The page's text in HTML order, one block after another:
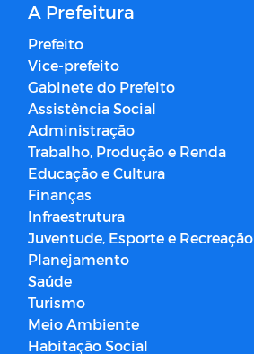
A Prefeitura
Prefeito
Vice-prefeito
Gabinete do Prefeito
Assistência Social
Administração
Trabalho, Produção e Renda
Educação e Cultura
Finanças
Infraestrutura
Juventude, Esporte e Recreação
Planejamento
Saúde
Turismo
Meio Ambiente
Habitação Social